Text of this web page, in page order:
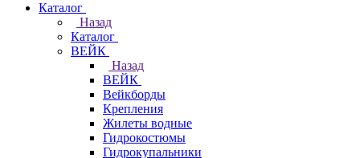
Каталог
Назад
Каталог
ВЕЙК
Назад
ВЕЙК
Вейкборды
Крепления
Жилеты водные
Гидрокостюмы
Гидрокупальники